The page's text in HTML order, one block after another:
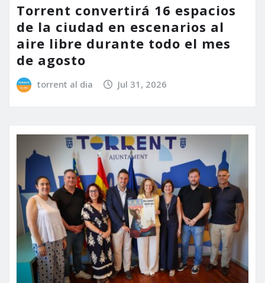
Torrent convertirá 16 espacios
de la ciudad en escenarios al
aire libre durante todo el mes
de agosto
torrent al dia Jul 31, 2026